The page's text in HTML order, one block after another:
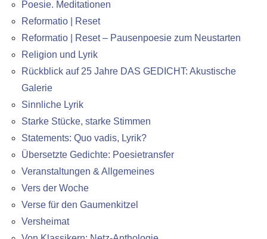
Poesie. Meditationen
Reformatio | Reset
Reformatio | Reset – Pausenpoesie zum Neustarten
Religion und Lyrik
Rückblick auf 25 Jahre DAS GEDICHT: Akustische
Galerie
Sinnliche Lyrik
Starke Stücke, starke Stimmen
Statements: Quo vadis, Lyrik?
Übersetzte Gedichte: Poesietransfer
Veranstaltungen & Allgemeines
Vers der Woche
Verse für den Gaumenkitzel
Versheimat